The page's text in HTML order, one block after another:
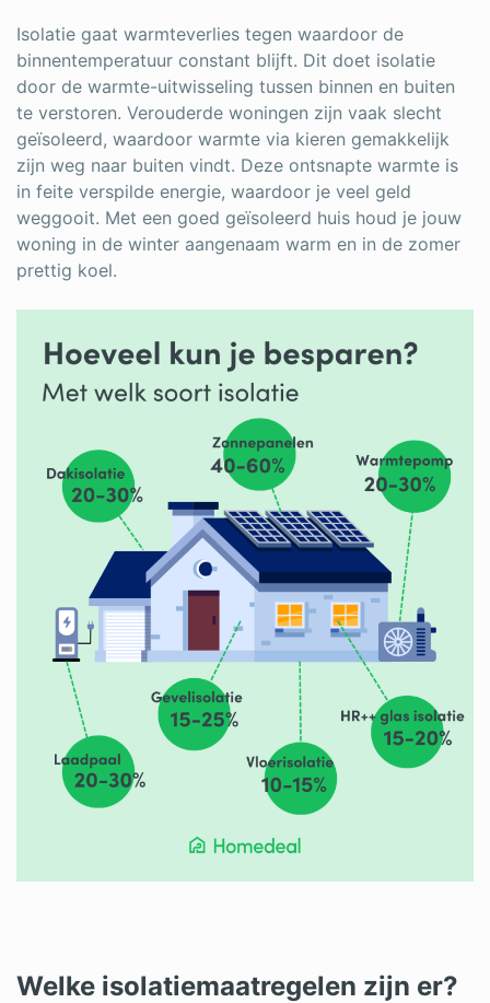
Isolatie gaat warmteverlies tegen waardoor de
binnentemperatuur constant blijft. Dit doet isolatie
door de warmte-uitwisseling tussen binnen en buiten
te verstoren. Verouderde woningen zijn vaak slecht
geïsoleerd, waardoor warmte via kieren gemakkelijk
zijn weg naar buiten vindt. Deze ontsnapte warmte is
in feite verspilde energie, waardoor je veel geld
weggooit. Met een goed geïsoleerd huis houd je jouw
woning in de winter aangenaam warm en in de zomer
prettig koel.
Welke isolatiemaatregelen zijn er?